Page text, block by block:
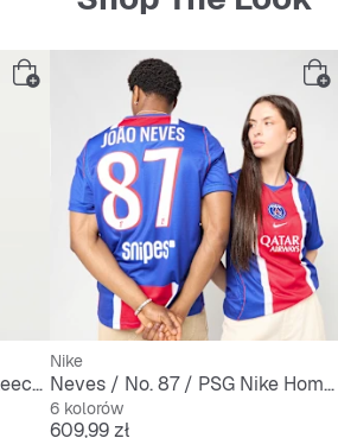
Tech Color-Block Full-Zip Fleece Windrunner Jacket
Nike
Neves / No. 87 / PSG Nike Home Stadium 2026/27
6 kolorów
Cena
609,99 zł